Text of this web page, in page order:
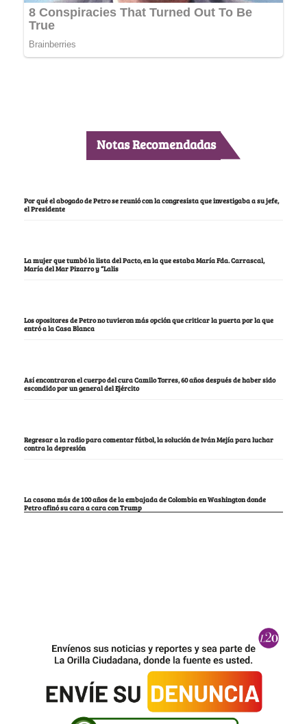
Notas Recomendadas
Por qué el abogado de Petro se reunió con la congresista que investigaba a su jefe,
el Presidente
La mujer que tumbó la lista del Pacto, en la que estaba María Fda. Carrascal,
María del Mar Pizarro y “Lalis
Los opositores de Petro no tuvieron más opción que criticar la puerta por la que
entró a la Casa Blanca
Así encontraron el cuerpo del cura Camilo Torres, 60 años después de haber sido
escondido por un general del Ejército
Regresar a la radio para comentar fútbol, la solución de Iván Mejía para luchar
contra la depresión
La casona más de 100 años de la embajada de Colombia en Washington donde
Petro afinó su cara a cara con Trump